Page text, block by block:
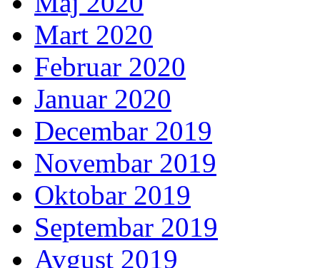
Mart 2020
Februar 2020
Januar 2020
Decembar 2019
Novembar 2019
Oktobar 2019
Septembar 2019
Avgust 2019